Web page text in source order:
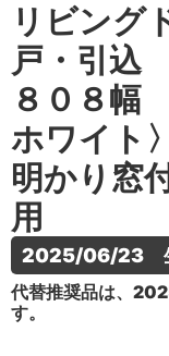
リビン
戸・引
８０８
ホワイ
明かり窓
用
2025/06/23　
代替推奨品は、
す。